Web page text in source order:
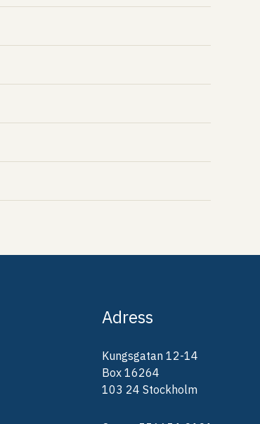
Adress
Kungsgatan 12-14
Box 16264
103 24 Stockholm